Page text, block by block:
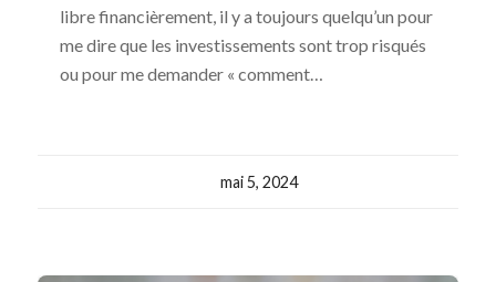
libre financièrement, il y a toujours quelqu’un pour
me dire que les investissements sont trop risqués
ou pour me demander « comment…
mai 5, 2024